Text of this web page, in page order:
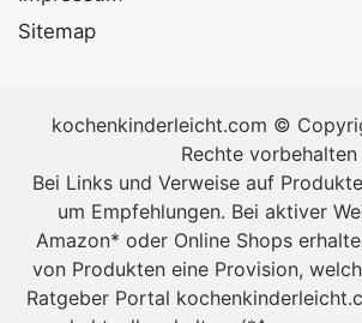
Sitemap
kochenkinderleicht.com ©
Rechte vorbehalten
Bei Links und Verweise auf
um Empfehlungen. Bei aktiver
Amazon* oder Online Shops
von Produkten eine Provision,
Ratgeber Portal